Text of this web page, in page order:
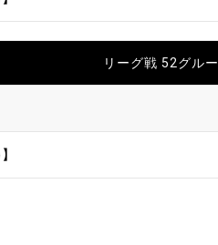
リーグ戦 52グル